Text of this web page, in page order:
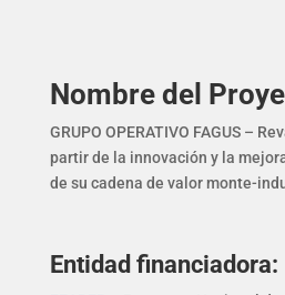
Nombre del
GRUPO OPERATIVO FAGUS –
partir de la innovación y la
de su cadena de valor monte-
Entidad financiadora: